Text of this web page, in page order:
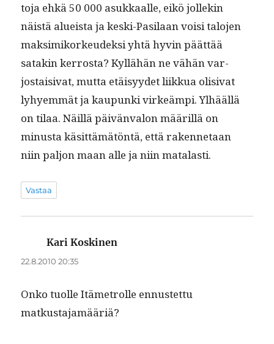
to­ja ehkä 50 000 asukkaalle, eikö jollekin
näistä alueista ja kes­ki-Pasi­laan voisi talo­jen
mak­simiko­rkeudek­si yhtä hyvin päät­tää
satakin ker­rosta? Kyl­lähän ne vähän var­
jostaisi­vat, mut­ta etäisyy­det liikkua oli­si­vat
lyhyem­mät ja kaupun­ki virkeämpi. Ylhääl­lä
on tilaa. Näil­lä päivän­val­on määril­lä on
minus­ta käsit­tämätön­tä, että raken­netaan
niin paljon maan alle ja niin matalasti.
Vastaa
Kari Koskinen
22.8.2010 20:35
Onko tuolle Itämetrolle ennustet­tu
matkustajamääriä?